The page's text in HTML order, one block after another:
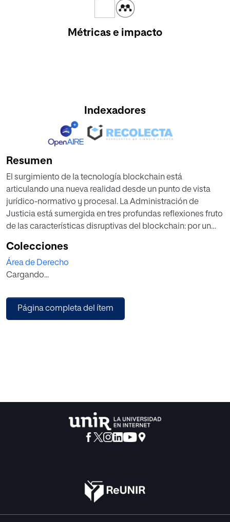
Métricas e impacto
Indexadores
Resumen
El surgimiento de la tecnología blockchain está
articulando una nueva realidad desde un punto de vista
jurídico-normativo y procesal. La Administración de
Justicia está sumergida en tres profundas reflexiones fruto
de las características disruptivas del blockchain: por un
transacciones nacidas en una red blockchain, entre las
que se incluye el registro y almacenamiento de contratos
automatizados o smart contracts; por otro lado, la
de datos personales; y, finalmente, la eficiencia en los
procesos que esta tecnología podría aportar a la
Colecciones
Área de Derecho
Cargando...
Página completa del ítem